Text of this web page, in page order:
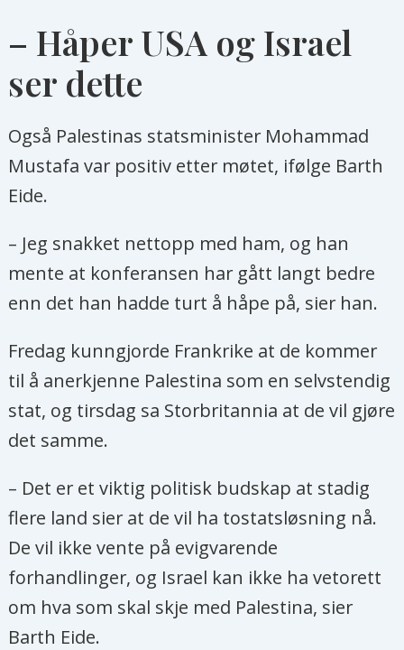
– Håper USA og Israel
ser dette
Også Palestinas statsminister Mohammad
Mustafa var positiv etter møtet, ifølge Barth
Eide.
– Jeg snakket nettopp med ham, og han
mente at konferansen har gått langt bedre
enn det han hadde turt å håpe på, sier han.
Fredag kunngjorde Frankrike at de kommer
til å anerkjenne Palestina som en selvstendig
stat, og tirsdag sa Storbritannia at de vil gjøre
det samme.
– Det er et viktig politisk budskap at stadig
flere land sier at de vil ha tostatsløsning nå.
De vil ikke vente på evigvarende
forhandlinger, og Israel kan ikke ha vetorett
om hva som skal skje med Palestina, sier
Barth Eide.